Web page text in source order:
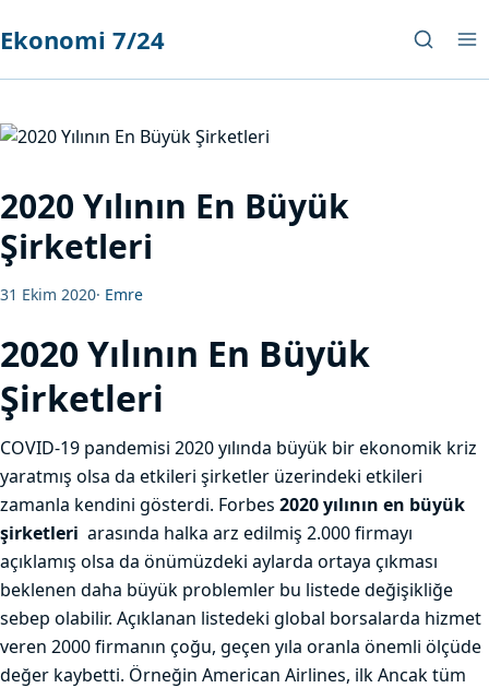
Ekonomi 7/24
2020 Yılının En Büyük
Şirketleri
31 Ekim 2020· Emre
2020 Yılının En Büyük
Şirketleri
COVID-19 pandemisi 2020 yılında büyük bir ekonomik kriz
yaratmış olsa da etkileri şirketler üzerindeki etkileri
zamanla kendini gösterdi. Forbes 2020 yılının en büyük
şirketleri arasında halka arz edilmiş 2.000 firmayı
açıklamış olsa da önümüzdeki aylarda ortaya çıkması
beklenen daha büyük problemler bu listede değişikliğe
sebep olabilir. Açıklanan listedeki global borsalarda hizmet
veren 2000 firmanın çoğu, geçen yıla oranla önemli ölçüde
değer kaybetti. Örneğin American Airlines, ilk Ancak tüm